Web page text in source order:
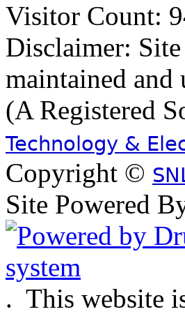
Visitor Count:
Disclaimer:
maintained and
(A Registered
Technology &
Copyright ©
Site Powered
. This website